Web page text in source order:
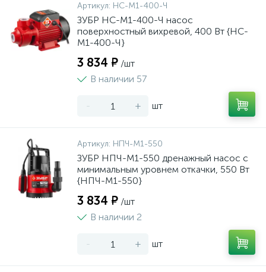
Артикул: НС-М1-400-Ч
ЗУБР НС-М1-400-Ч насос
поверхностный вихревой, 400 Вт {НС-
М1-400-Ч}
3 834 ₽ /шт
В наличии 57
- + шт
Артикул: НПЧ-М1-550
ЗУБР НПЧ-М1-550 дренажный насос с
минимальным уровнем откачки, 550 Вт
{НПЧ-М1-550}
3 834 ₽ /шт
В наличии 2
- + шт